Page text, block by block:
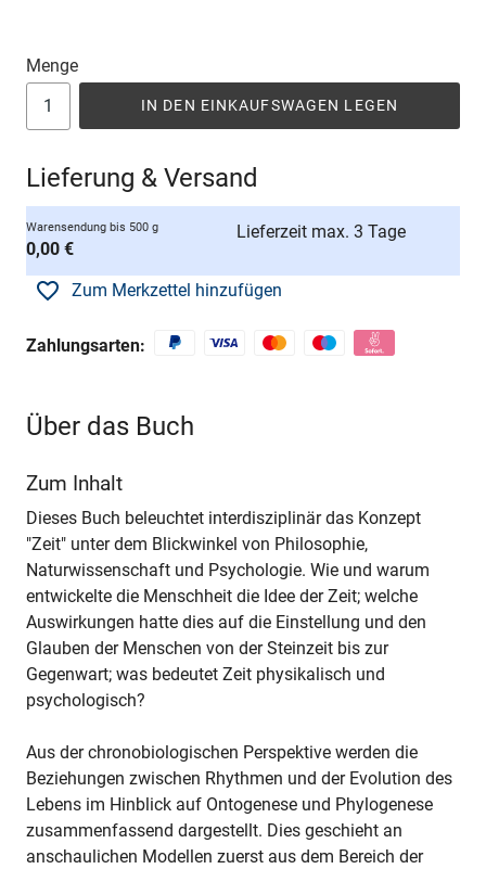
Menge
IN DEN EINKAUFSWAGEN LEGEN
Lieferung & Versand
Warensendung bis 500 g
0,00 €
Lieferzeit max. 3 Tage
Zum Merkzettel hinzufügen
Zahlungsarten:
Über das Buch
Zum Inhalt
Dieses Buch beleuchtet interdisziplinär das Konzept
"Zeit" unter dem Blickwinkel von Philosophie,
Naturwissenschaft und Psychologie. Wie und warum
entwickelte die Menschheit die Idee der Zeit; welche
Auswirkungen hatte dies auf die Einstellung und den
Glauben der Menschen von der Steinzeit bis zur
Gegenwart; was bedeutet Zeit physikalisch und
psychologisch?
Aus der chronobiologischen Perspektive werden die
Beziehungen zwischen Rhythmen und der Evolution des
Lebens im Hinblick auf Ontogenese und Phylogenese
zusammenfassend dargestellt. Dies geschieht an
anschaulichen Modellen zuerst aus dem Bereich der